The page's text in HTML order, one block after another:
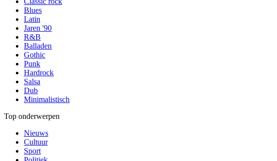
Blues
Latin
Jaren '90
R&B
Balladen
Gothic
Punk
Hardrock
Salsa
Dub
Minimalistisch
Top onderwerpen
Nieuws
Cultuur
Sport